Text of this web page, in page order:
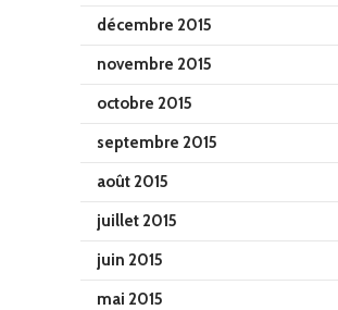
décembre 2015
novembre 2015
octobre 2015
septembre 2015
août 2015
juillet 2015
juin 2015
mai 2015